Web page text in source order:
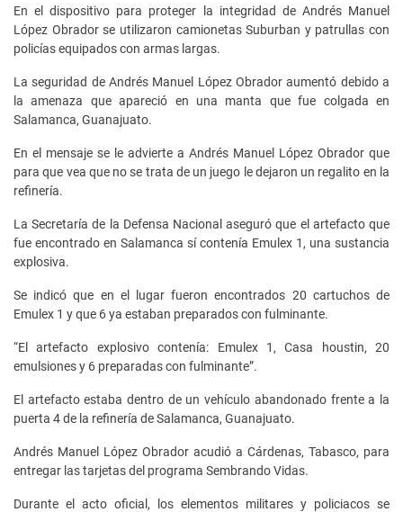
En el dispositivo para proteger la integridad de Andrés Manuel
López Obrador se utilizaron camionetas Suburban y patrullas con
policías equipados con armas largas.
La seguridad de Andrés Manuel López Obrador aumentó debido a
la amenaza que apareció en una manta que fue colgada en
Salamanca, Guanajuato.
En el mensaje se le advierte a Andrés Manuel López Obrador que
para que vea que no se trata de un juego le dejaron un regalito en la
refinería.
La Secretaría de la Defensa Nacional aseguró que el artefacto que
fue encontrado en Salamanca sí contenía Emulex 1, una sustancia
explosiva.
Se indicó que en el lugar fueron encontrados 20 cartuchos de
Emulex 1 y que 6 ya estaban preparados con fulminante.
“El artefacto explosivo contenía: Emulex 1, Casa houstin, 20
emulsiones y 6 preparadas con fulminante”.
El artefacto estaba dentro de un vehículo abandonado frente a la
puerta 4 de la refinería de Salamanca, Guanajuato.
Andrés Manuel López Obrador acudió a Cárdenas, Tabasco, para
entregar las tarjetas del programa Sembrando Vidas.
Durante el acto oficial, los elementos militares y policiacos se